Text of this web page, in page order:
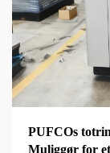
PUFCOs
Muliggør for